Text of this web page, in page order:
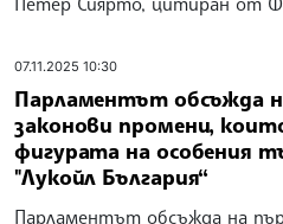
07.11.2025 10:30
Парламентът обсъжда
законови промени,
фигурата на особения
"Лукойл България“
Парламентът обсъжда на